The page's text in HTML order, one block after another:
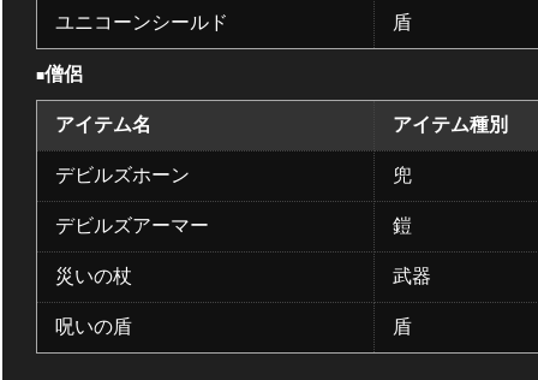
ユニコーンシールド 盾
■僧侶
アイテム名 アイテム種別
デビルズホーン 兜
デビルズアーマー 鎧
災いの杖 武器
呪いの盾 盾